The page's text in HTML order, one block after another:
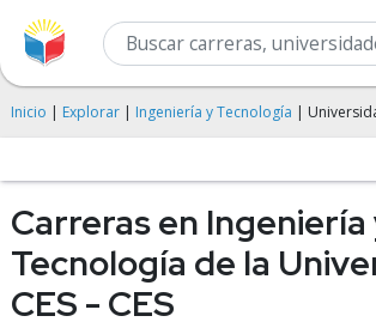
Inicio | Explorar | Ingeniería y Tecnología |
Carreras en Ingeniería
Tecnología de la
CES - CES